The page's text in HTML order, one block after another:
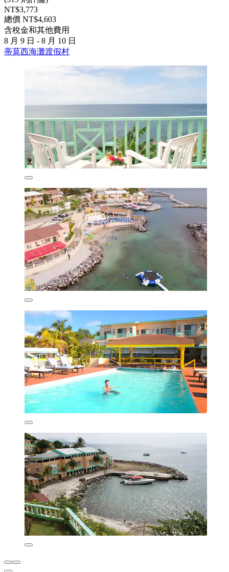
NT$3,773
總價 NT$4,603
含稅金和其他費用
8 月 9 日 - 8 月 10 日
蒂莫西海灘渡假村